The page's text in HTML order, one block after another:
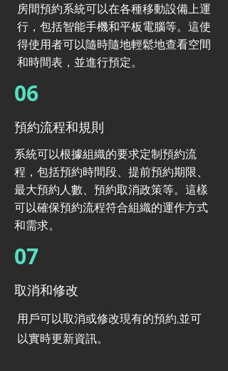
房間預約系統可以在各種移動設備上運
行，包括智能手機和平板電腦等。這使
得使用者可以隨時隨地輕鬆地查看空間
和時間表，並進行預定。
06
預約流程和規則
系統可以根據組織的要求定制預約流
程，包括預約時間段、提前預約期限、
最大預約人數、預約取消政策等。這樣
可以確保預約流程符合組織的運作方式
和需求。
07
取消和修改
用戶可以取消或修改現有的預約,並可
以實時更新資訊。